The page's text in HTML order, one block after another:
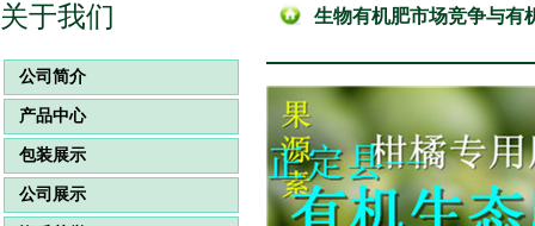
关于我们
公司简介
产品中心
包装展示
公司展示
生物有机肥市场竞争与有